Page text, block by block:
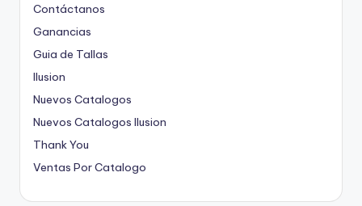
Contáctanos
Ganancias
Guia de Tallas
Ilusion
Nuevos Catalogos
Nuevos Catalogos Ilusion
Thank You
Ventas Por Catalogo